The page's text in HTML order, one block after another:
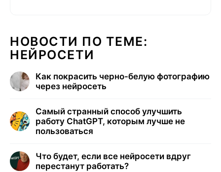
НОВОСТИ ПО ТЕМЕ:
НЕЙРОСЕТИ
Как покрасить черно-белую фотографию
через нейросеть
Самый странный способ улучшить
работу ChatGPT, которым лучше не
пользоваться
Что будет, если все нейросети вдруг
перестанут работать?